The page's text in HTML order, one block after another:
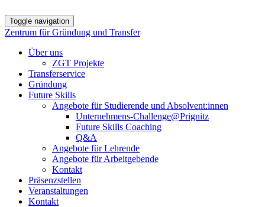
Toggle navigation
Zentrum für Gründung und Transfer
Über uns
ZGT Projekte
Transferservice
Gründung
Future Skills
Angebote für Studierende und Absolvent:innen
Unternehmens-Challenge@Prignitz
Future Skills Coaching
Q&A
Angebote für Lehrende
Angebote für Arbeitgebende
Kontakt
Präsenzstellen
Veranstaltungen
Kontakt